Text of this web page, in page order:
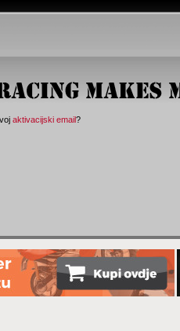
aktivacijski email?